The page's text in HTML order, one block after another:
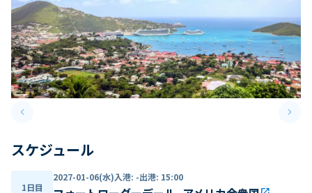
keyboard_arrow_leftPrevious slide keyboard_arrow_right
スケジュール
1日目
2027-01-06(水)入港: -出港: 15:00